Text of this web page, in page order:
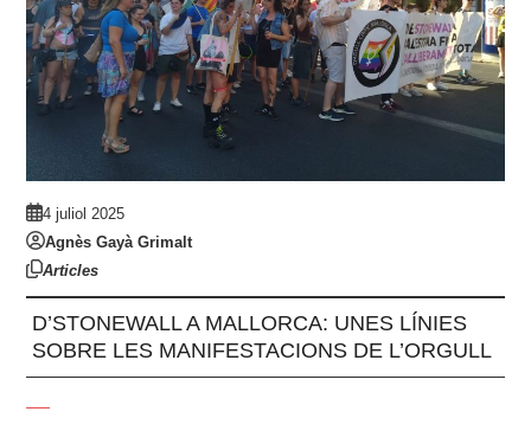
4 juliol 2025
Agnès Gayà Grimalt
Articles
D’STONEWALL A MALLORCA: UNES LÍNIES
SOBRE LES MANIFESTACIONS DE L’ORGULL